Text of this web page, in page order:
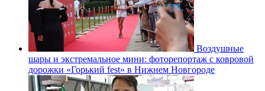
Воздушные
шары и экстремальное мини: фоторепортаж с ковровой
дорожки «Горький fest» в Нижнем Новгороде